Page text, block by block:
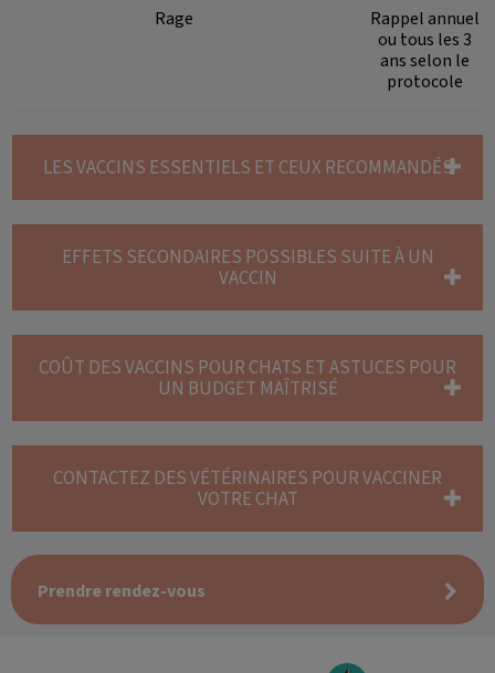
Rage
Rappel annuel
ou tous les 3
ans selon le
protocole
LES VACCINS ESSENTIELS ET CEUX RECOMMANDÉS
EFFETS SECONDAIRES POSSIBLES SUITE À UN
VACCIN
COÛT DES VACCINS POUR CHATS ET ASTUCES POUR
UN BUDGET MAÎTRISÉ
CONTACTEZ DES VÉTÉRINAIRES POUR VACCINER
VOTRE CHAT
Prendre rendez-vous